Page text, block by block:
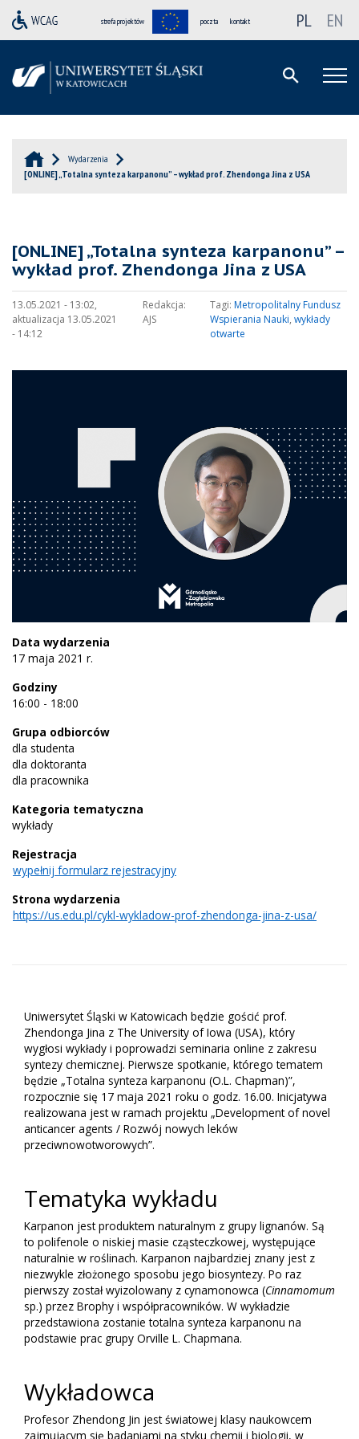
strefa projektów poczta kontakt PL EN
Wydarzenia
[ONLINE] „Totalna synteza karpanonu” – wykład prof. Zhendonga Jina z USA
[ONLINE] „Totalna synteza karpanonu” –
wykład prof. Zhendonga Jina z USA
13.05.2021 - 13:02,
aktualizacja 13.05.2021
- 14:12
Redakcja:
AJS
Tagi: Metropolitalny Fundusz
Wspierania Nauki, wykłady
otwarte
Data wydarzenia
17 maja 2021 r.
Godziny
16:00 - 18:00
Grupa odbiorców
dla studenta
dla doktoranta
dla pracownika
Kategoria tematyczna
wykłady
Rejestracja
wypełnij formularz rejestracyjny
Strona wydarzenia
https://us.edu.pl/cykl-wykladow-prof-zhendonga-jina-z-usa/
Uniwersytet Śląski w Katowicach będzie gościć prof.
Zhendonga Jina z The University of Iowa (USA), który
wygłosi wykłady i poprowadzi seminaria online z zakresu
syntezy chemicznej. Pierwsze spotkanie, którego tematem
będzie „Totalna synteza karpanonu (O.L. Chapman)”,
rozpocznie się 17 maja 2021 roku o godz. 16.00. Inicjatywa
realizowana jest w ramach projektu „Development of novel
anticancer agents / Rozwój nowych leków
przeciwnowotworowych”.
Tematyka wykładu
Karpanon jest produktem naturalnym z grupy lignanów. Są
to polifenole o niskiej masie cząsteczkowej, występujące
naturalnie w roślinach. Karpanon najbardziej znany jest z
niezwykle złożonego sposobu jego biosyntezy. Po raz
pierwszy został wyizolowany z cynamonowca (Cinnamomum
sp.) przez Brophy i współpracowników. W wykładzie
przedstawiona zostanie totalna synteza karpanonu na
podstawie prac grupy Orville L. Chapmana.
Wykładowca
Profesor Zhendong Jin jest światowej klasy naukowcem
zajmującym się badaniami na styku chemii i biologii, w